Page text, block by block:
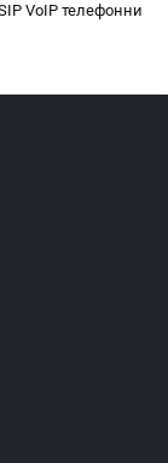
VoIP телефонни